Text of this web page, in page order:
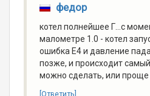
федор
котел полнейшее Г...с
малометре 1.0 - котел
ошибка Е4 и давление
позже, и происходит
можно сделать, или проще
[Ответить]